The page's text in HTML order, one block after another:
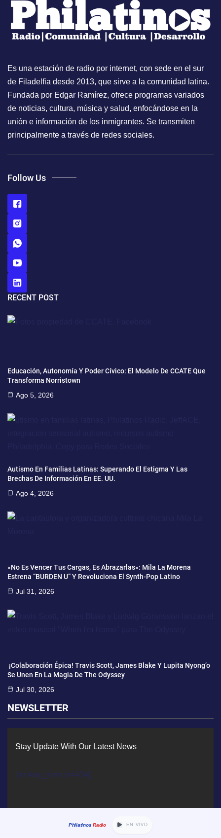
Es una estación de radio por internet, con sede en el sur
de Filadelfia desde 2013, que sirve a la comunidad latina.
Fundada por Edgar Ramírez, ofrece programas variados
de noticias, cultura, música y salud, enfocándose en la
unión e información de los inmigrantes. Se transmiten
principalmente a través de redes sociales.
Follow Us
RECENT POST
Educación, Autonomía Y Poder Cívico: El Modelo De CCATE Que
Transforma Norristown
Ago 5, 2026
Autismo En Familias Latinas: Superando El Estigma Y Las
Brechas De Información En EE. UU.
Ago 4, 2026
«No Es Vencer Tus Cargas, Es Abrazarlas»: Mila La Morena
Estrena “BURDEN U” Y Revoluciona El Synth-Pop Latino
Jul 31, 2026
¡Colaboración Épica! Travis Scott, James Blake Y Lupita Nyong’o
Se Unen En La Magia De The Odyssey
Jul 30, 2026
NEWSLETTER
Stay Update With Our Latest News
[mc4wp_form id=434]
Philatinos Radio EN VIVO